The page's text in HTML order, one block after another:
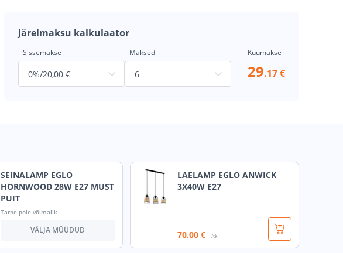
Järelmaksu kalkulaator
Sissemakse Maksed Kuumakse
29.17 €
SEINALAMP EGLO
HORNWOOD 28W E27 MUST
PUIT
Tarne pole võimalik
VÄLJA MÜÜDUD
LAELAMP EGLO ANWICK
3X40W E27
70.00 € /tk